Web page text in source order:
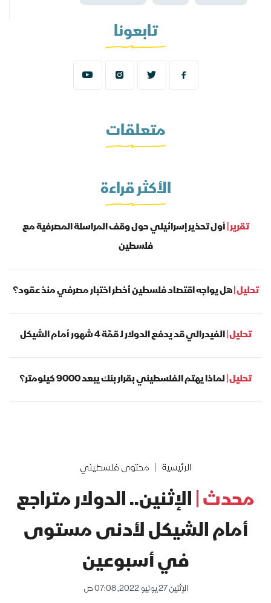
تابعونا
متعلقات
الأكثر قراءة
تقرير |أول تحذير إسرائيلي حول وقف المراسلة المصرفية مع
فلسطين
تحليل |هل يواجه اقتصاد فلسطين أخطر اختبار مصرفي منذ عقود؟
تحليل |الفيدرالي قد يدفع الدولار لـ قمّة 4 شهور أمام الشيكل
تحليل |لماذا يهتم الفلسطيني بقرار بنك يبعد 9000 كيلومتر؟
الرئيسية محتوى فلسطيني
محدث |الإثنين.. الدولار متراجع
أمام الشيكل لأدنى مستوى
في أسبوعين
الإثنين 27 يونيو 2022, 07:08 ص